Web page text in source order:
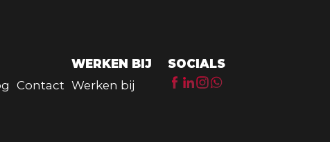
Contact
WERKEN BIJ
Werken bij
SOCIALS